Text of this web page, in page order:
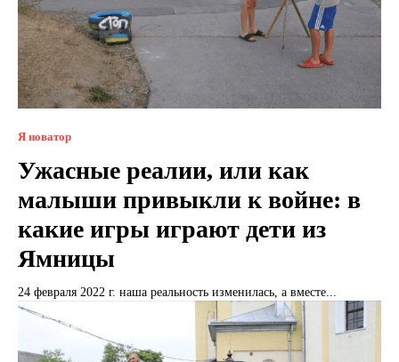
Я новатор
Ужасные реалии, или как
малыши привыкли к войне: в
какие игры играют дети из
Ямницы
24 февраля 2022 г. наша реальность изменилась, а вместе...